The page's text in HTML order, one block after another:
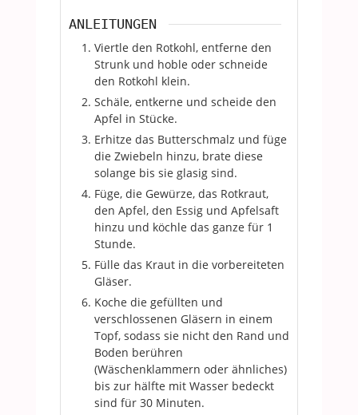
ANLEITUNGEN
Viertle den Rotkohl, entferne den
Strunk und hoble oder schneide
den Rotkohl klein.
Schäle, entkerne und scheide den
Apfel in Stücke.
Erhitze das Butterschmalz und füge
die Zwiebeln hinzu, brate diese
solange bis sie glasig sind.
Füge, die Gewürze, das Rotkraut,
den Apfel, den Essig und Apfelsaft
hinzu und köchle das ganze für 1
Stunde.
Fülle das Kraut in die vorbereiteten
Gläser.
Koche die gefüllten und
verschlossenen Gläsern in einem
Topf, sodass sie nicht den Rand und
Boden berühren
(Wäschenklammern oder ähnliches)
bis zur hälfte mit Wasser bedeckt
sind für 30 Minuten.